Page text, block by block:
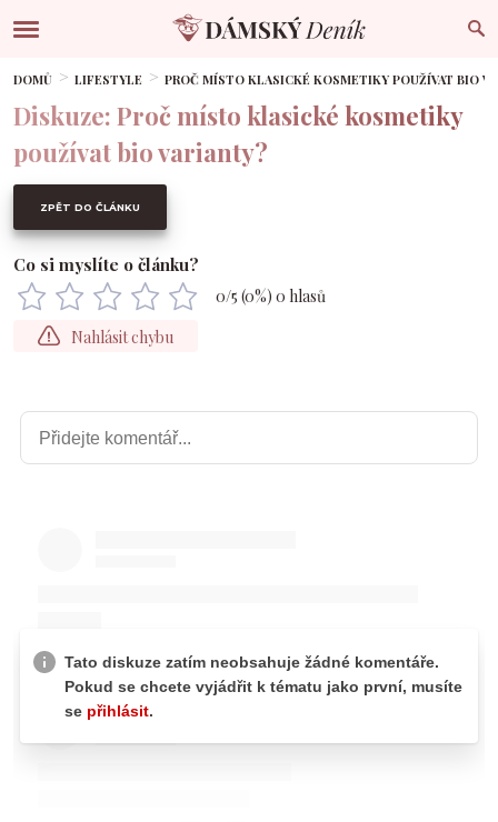
DOMŮ LIFESTYLE PROČ MÍSTO KLASICKÉ KOSMETIKY POUŽÍVAT BIO
Diskuze: Proč místo klasické kosmetiky
používat bio varianty?
ZPĚT DO ČLÁNKU
Co si myslíte o článku?
0/5 (0%) 0 hlasů
Nahlásit chybu